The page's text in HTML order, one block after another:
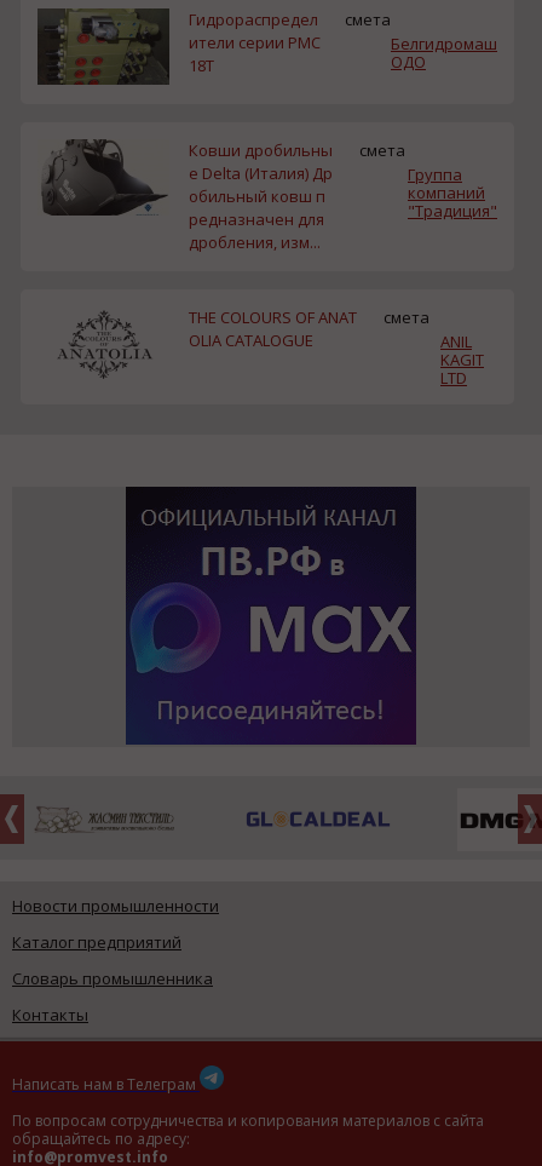
Гидрораспредел
ители серии РМС
18Т
смета
Белгидромаш
ОДО
Ковши дробильны
е Delta (Италия) Др
обильный ковш п
редназначен для
дробления, изм...
смета
Группа
компаний
"Традиция"
THE COLOURS OF ANAT
OLIA CATALOGUE
смета
ANIL
KAGIT
LTD
Новости промышленности
Каталог предприятий
Словарь промышленника
Контакты
Написать нам в Телеграм
По вопросам сотрудничества и копирования материалов с сайта
обращайтесь по адресу:
info@promvest.info